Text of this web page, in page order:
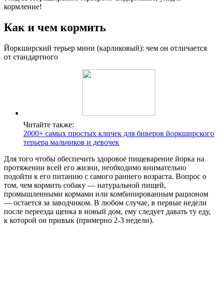
кормление!
Как и чем кормить
Йоркширский терьер мини (карликовый): чем он отличается
от стандартного
Читайте также:
2000+ самых простых кличек для биверов йоркширского
терьера мальчиков и девочек
Для того чтобы обеспечить здоровое пищеварение йорка на
протяжении всей его жизни, необходимо внимательно
подойти к его питанию с самого раннего возраста. Вопрос о
том, чем кормить собаку — натуральной пищей,
промышленными кормами или комбинированным рационом
— остается за заводчиком. В любом случае, в первые недели
после переезда щенка в новый дом, ему следует давать ту еду,
к которой он привык (примерно 2-3 недели).